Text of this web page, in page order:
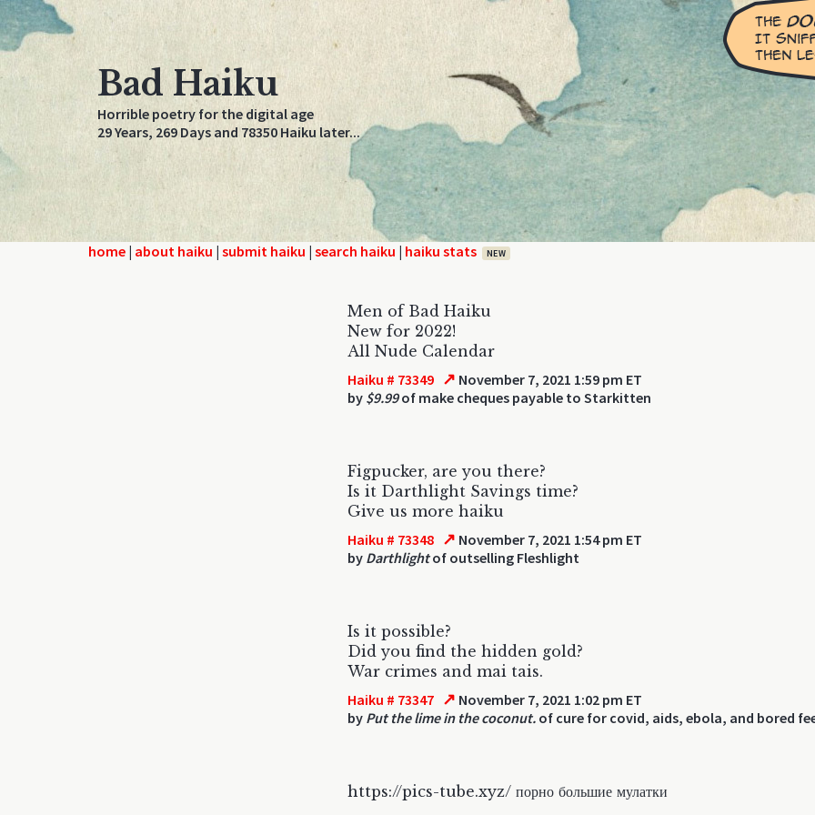
Bad Haiku
Horrible poetry for the digital age
29 Years, 269 Days and 78350 Haiku later...
home | about haiku | submit haiku | search haiku | haiku stats NEW
Men of Bad Haiku
New for 2022!
All Nude Calendar
Haiku # 73349 ↗ November 7, 2021 1:59 pm ET
by $9.99of make cheques payable to Starkitten
Figpucker, are you there?
Is it Darthlight Savings time?
Give us more haiku
Haiku # 73348 ↗ November 7, 2021 1:54 pm ET
by Darthlightof outselling Fleshlight
Is it possible?
Did you find the hidden gold?
War crimes and mai tais.
Haiku # 73347 ↗ November 7, 2021 1:02 pm ET
by Put the lime in the coconut. of cure for covid, aids, ebola, and bored
https://pics-tube.xyz/ порно большие мулатки